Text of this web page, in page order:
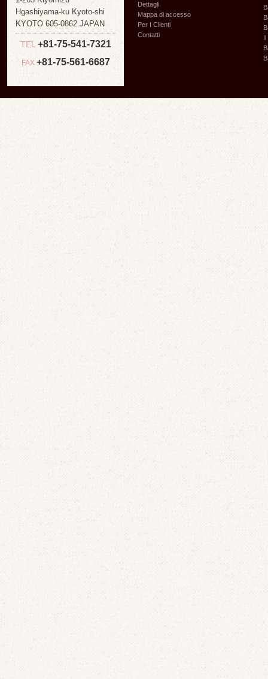
Hgashiyama-ku Kyoto-shi
KYOTO 605-0862 JAPAN
TEL +81-75-541-7321
FAX +81-75-561-6687
Dettagli
Mappa di accesso
Per I Clienti
Contatti
Il